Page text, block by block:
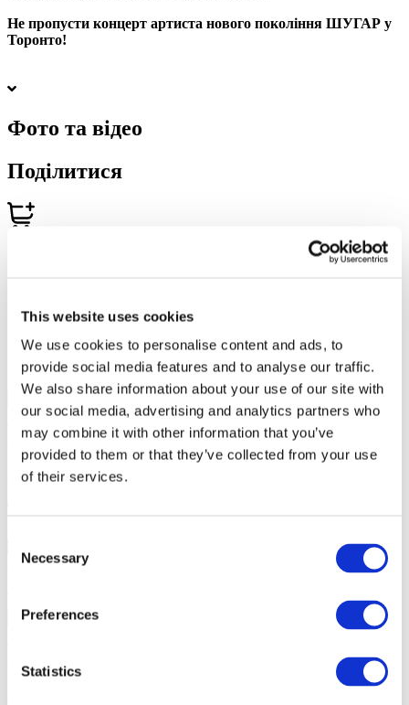
This website uses cookies
We use cookies to personalise content and ads, to
provide social media features and to analyse our traffic.
We also share information about your use of our site with
our social media, advertising and analytics partners who
may combine it with other information that you’ve
provided to them or that they’ve collected from your use
of their services.
Selection
Necessary
Preferences
Statistics
Не пропусти концерт артиста нового покоління ШУГАР у
Торонто!
Фото та відео
Поділитися
Схожі заходи
10.09.26
СКАЙ у Варшаві!
10 вересня 2026 року гурт СКАЙ у
Варшаві в VooDoo Club. 25 років на сцені.
Концерти
СКАЙ у Варшаві!
10 вер чт 20:00
СКАЙ у Щецині!
11 вересня 2026 року гурт СКАЙ у